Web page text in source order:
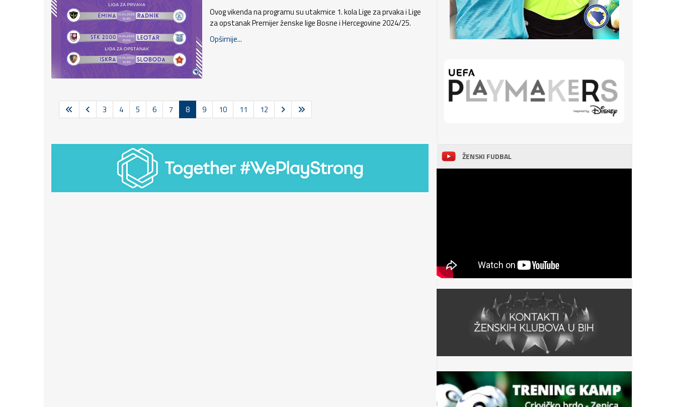
Ovog vikenda na programu su utakmice 1. kola Lige za prvaka i Lige
za opstanak Premijer ženske lige Bosne i Hercegovine 2024/25.
Opširnije...
3 4 5 6 7 8 9 10 11 12
ŽENSKI FUDBAL